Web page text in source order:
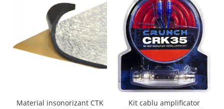
Material insonorizant CTK
Kit cablu amplificator